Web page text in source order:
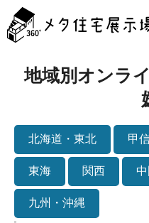
タ
住
地域別オンラ
北海道・東北 甲
東海 関西 中
九州・沖縄